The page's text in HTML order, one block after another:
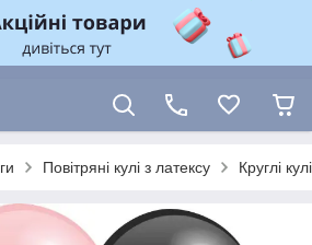
Повітряні кулі з латексу Круглі